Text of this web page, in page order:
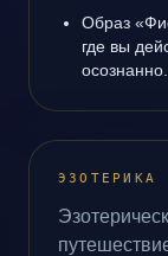
Образ
где вы
осознанно.
ЭЗОТЕРИКА